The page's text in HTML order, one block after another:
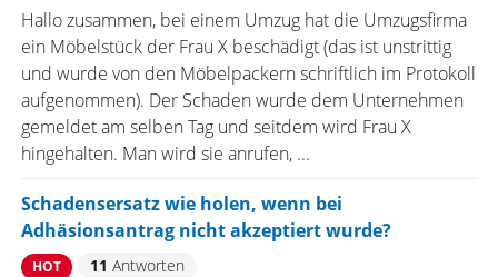
Hallo zusammen, bei einem Umzug hat die Umzugsfirma
ein Möbelstück der Frau X beschädigt (das ist unstrittig
und wurde von den Möbelpackern schriftlich im Protokoll
aufgenommen). Der Schaden wurde dem Unternehmen
gemeldet am selben Tag und seitdem wird Frau X
hingehalten. Man wird sie anrufen, ...
Schadensersatz wie holen, wenn bei
Adhäsionsantrag nicht akzeptiert wurde?
HOT 11 Antworten